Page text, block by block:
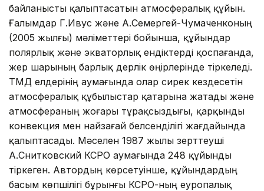
байланысты қалыптасатын атмосфералық құйын.
Ғалымдар Г.Ивус және А.Семергей-Чумаченконың
(2005 жылғы) мәліметтері бойынша, құйындар
полярлық және экваторлық ендіктерді қоспағанда,
жер шарының барлық дерлік өңірлерінде тіркеледі.
ТМД елдерінің аумағында олар сирек кездесетін
атмосфералық құбылыстар қатарына жатады және
атмосфераның жоғары тұрақсыздығы, қарқынды
конвекция мен найзағай белсенділігі жағдайында
қалыптасады. Мәселен 1987 жылы зерттеуші
А.Снитковский КСРО аумағында 248 құйынды
тіркеген. Автордың көрсетуінше, құйындардың
басым көпшілігі бұрынғы КСРО-ның еуропалық